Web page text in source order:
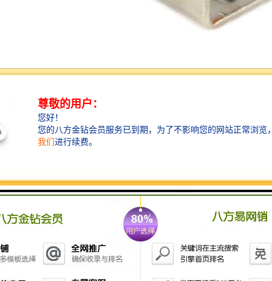
光电开关能够测量的距离范围有多大？
光电开关的测量距离范围由其发射元件和接收元件的灵
敏度和距离决定，一般在几毫米到数米之间。